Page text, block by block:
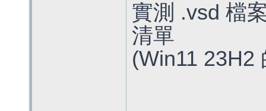
實測 .vsd 檔
清單
(Win11 23H2